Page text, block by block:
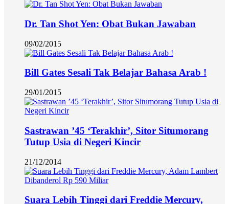
Dr. Tan Shot Yen: Obat Bukan Jawaban
09/02/2015
Bill Gates Sesali Tak Belajar Bahasa Arab !
29/01/2015
Sastrawan ’45 ‘Terakhir’, Sitor Situmorang
Tutup Usia di Negeri Kincir
21/12/2014
Suara Lebih Tinggi dari Freddie Mercury,